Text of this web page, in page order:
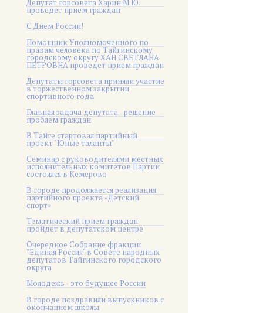
Депутат горсовета Харин М.Ю.
проведет прием граждан
С Днем России!
Помощник Уполномоченного по
правам человека по Тайгинскому
городскому округу ХАН СВЕТЛАНА
ПЕТРОВНА проведет прием граждан
Депутаты горсовета приняли участие
в торжественном закрытии
спортивного года
Главная задача депутата - решение
проблем граждан
В Тайге стартовал партийный
проект "Юные таланты"
Семинар с руководителями местных
исполнительных комитетов Партии
состоялся в Кемерово
В городе продолжается реализация
партийного проекта «Детский
спорт»
Тематический прием граждан
пройдет в депутатском центре
Очередное Собрание фракции
"Единая Россия" в Совете народных
депутатов Тайгинского городского
округа
Молодежь - это будущее России
В городе поздравили выпускников с
окончанием школы